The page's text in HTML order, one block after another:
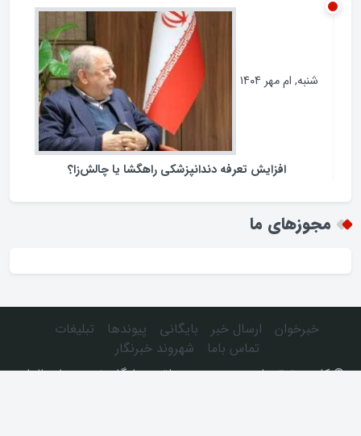
شنبه, ام مهر ۱۴۰۴
افزایش تعرفه دندانپزشکی راهگشا یا چالش‌زا؟
مجوزهای ما
خبرخوان ارسال خبر بایگانی پیوندها
تبلیغات
تماس باما
شهروند خبرنگار
© كليه حقوق مادی و معنوی، متعلق به پایگاه خبری دیار عالمان